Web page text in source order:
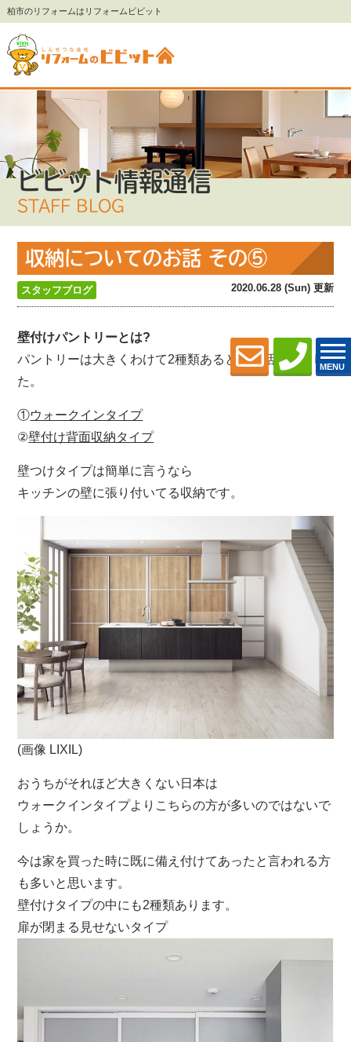
柏市のリフォームはリフォームビビット
MENU
ビビット情報通信
STAFF BLOG
収納についてのお話 その⑤
スタッフブログ 2020.06.28 (Sun) 更新
壁付けパントリーとは?
パントリーは大きくわけて2種類あるという話はしまし
た。
①ウォークインタイプ
②壁付け背面収納タイプ
壁つけタイプは簡単に言うなら
キッチンの壁に張り付いてる収納です。
(画像 LIXIL)
おうちがそれほど大きくない日本は
ウォークインタイプよりこちらの方が多いのではないで
しょうか。
今は家を買った時に既に備え付けてあったと言われる方
も多いと思います。
壁付けタイプの中にも2種類あります。
扉が閉まる見せないタイプ